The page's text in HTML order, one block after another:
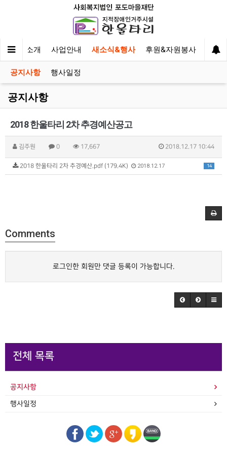
타리 소개 사업안내 새소식&행사 후원&자원봉사 이야
공지사항 행사일정
공지사항
2018 한울타리 2차 추경예산공고
김주원 0 17,667 2018.12.17 10:44
14
2018 한울타리 2차 추경예산.pdf (179.4K) 2018.12.17
Comments
로그인한 회원만 댓글 등록이 가능합니다.
전체 목록
공지사항
행사일정